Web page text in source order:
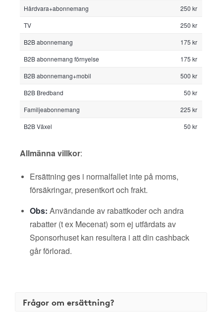
Hårdvara+abonnemang
250 kr
TV
250 kr
B2B abonnemang
175 kr
B2B abonnemang förnyelse
175 kr
B2B abonnemang+mobil
500 kr
B2B Bredband
50 kr
Familjeabonnemang
225 kr
B2B Växel
50 kr
Allmänna villkor:
Ersättning ges i normalfallet inte på moms,
försäkringar, presentkort och frakt.
Obs: Användande av rabattkoder och andra
rabatter (t ex Mecenat) som ej utfärdats av
Sponsorhuset kan resultera i att din cashback
går förlorad.
Frågor om ersättning?